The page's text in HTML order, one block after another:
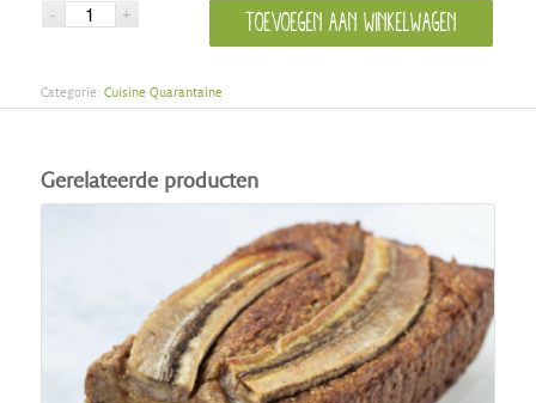
Toevoegen aan winkelwagen
Categorie: Cuisine Quarantaine
Gerelateerde producten